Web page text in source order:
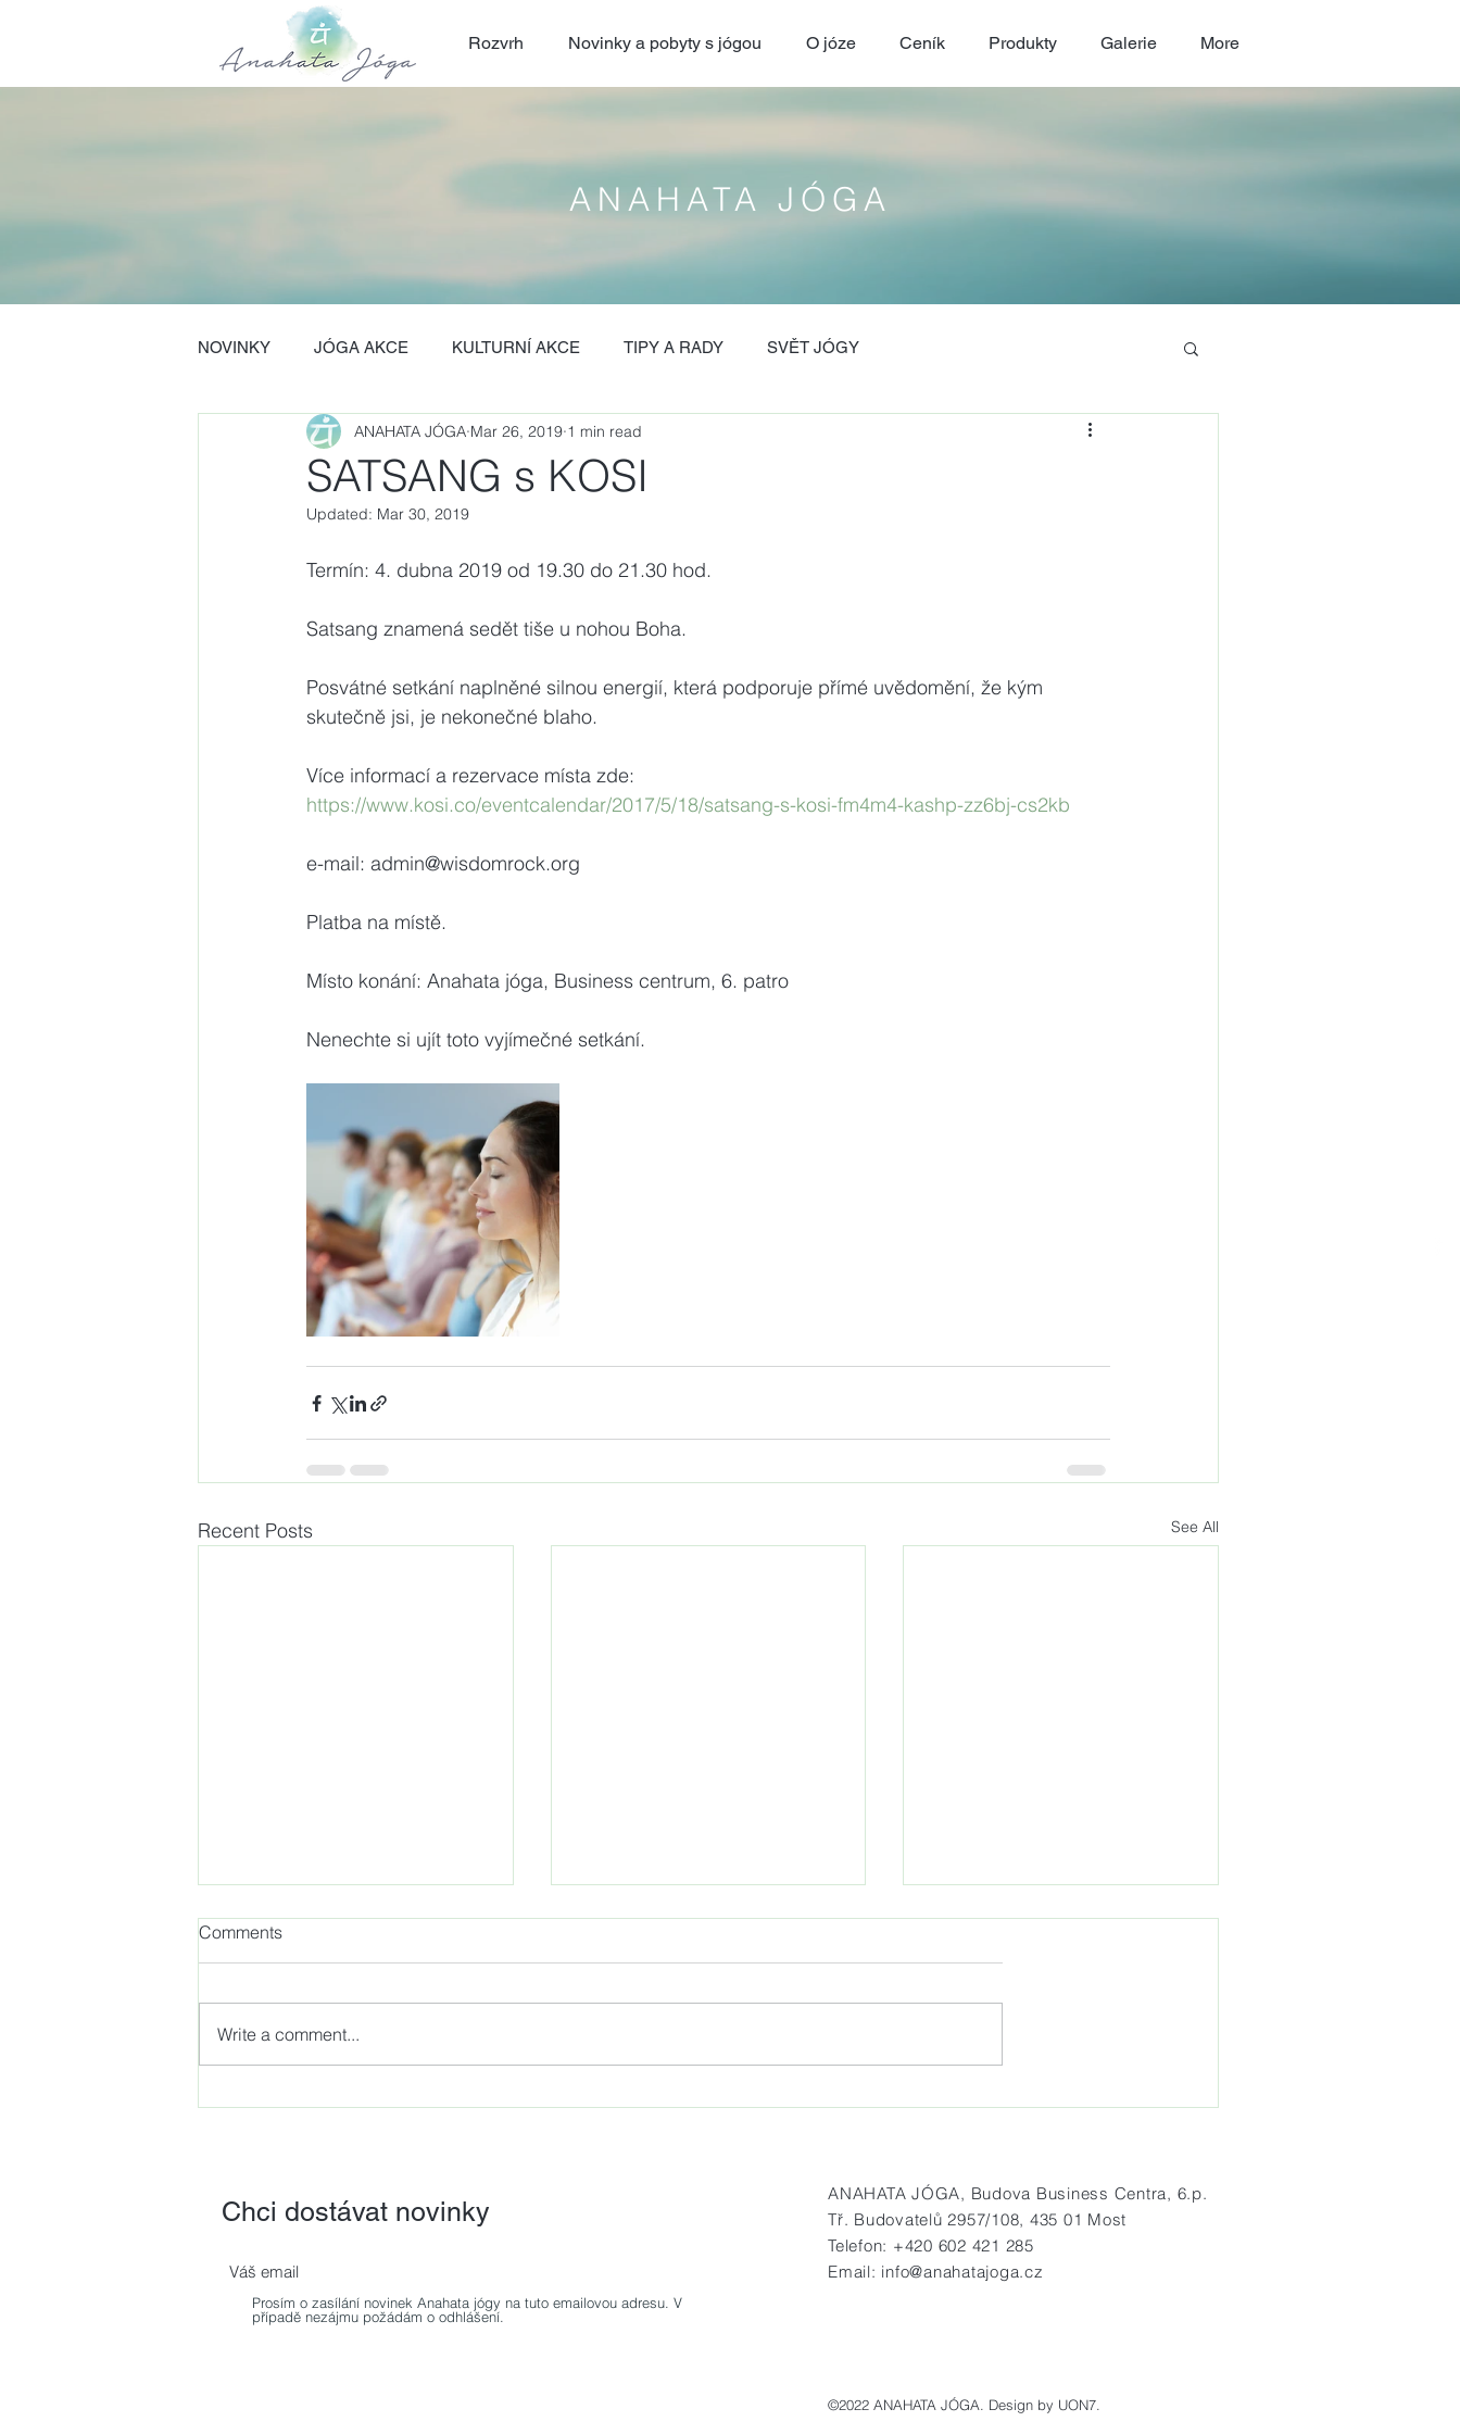
Rozvrh Novinky a pobyty s jógou O józe Ceník Produkty Galerie More
ANAHATA JÓGA
NOVINKY JÓGA AKCE KULTURNÍ AKCE TIPY A RADY SVĚT JÓGY
SATSANG s KOSI
ANAHATA JÓGA Mar 26, 2019 1 min read
Updated: Mar 30, 2019
Termín: 4. dubna 2019 od 19.30 do 21.30 hod.
Satsang znamená sedět tiše u nohou Boha.
Posvátné setkání naplněné silnou energií, která podporuje přímé uvědomění, že kým
skutečně jsi, je nekonečné blaho.
Více informací a rezervace místa zde:
https://www.kosi.co/eventcalendar/2017/5/18/satsang-s-kosi-fm4m4-kashp-zz6bj-cs2kb
e-mail: admin@wisdomrock.org
Platba na místě.
Místo konání: Anahata jóga, Business centrum, 6. patro
Nenechte si ujít toto vyjímečné setkání.
Recent Posts See All
odborníka prof. PaedDr.
Pavla Koláře, Ph.D.
Comments
Write a comment...
Chci dostávat novinky
Prosím o zasílání novinek Anahata jógy na tuto emailovou adresu. V
případě nezájmu požádám o odhlášení.
ANAHATA JÓGA, Budova Business Centra, 6.p.
Tř. Budovatelů 2957/108, 435 01 Most
Telefon: +420 602 421 285
Email: info@anahatajoga.cz
©2022 ANAHATA JÓGA. Design by UON7.